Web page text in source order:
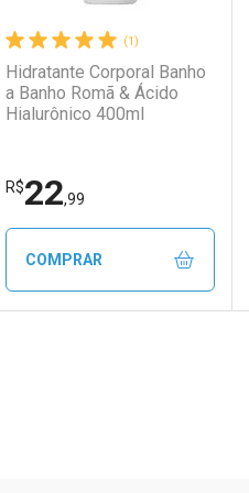
(1)
Hidratante Corporal Banho
a Banho Romã & Ácido
Hialurônico 400ml
R$22,99
COMPRAR